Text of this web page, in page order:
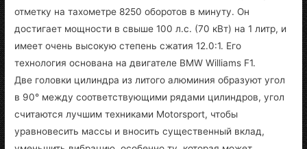
отметку на тахометре 8250 оборотов в минуту. Он
достигает мощности в свыше 100 л.с. (70 кВт) на 1 литр, и
имеет очень высокую степень сжатия 12.0:1. Его
технология основана на двигателе BMW Williams F1.
Две головки цилиндра из литого алюминия образуют угол
в 90° между соответствующими рядами цилиндров, угол
считаются лучшим техниками Motorsport, чтобы
уравновесить массы и вносить существенный вклад,